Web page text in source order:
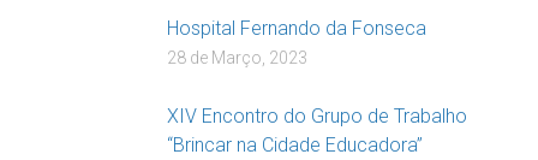
Hospital Fernando da Fonseca
28 de Março, 2023
XIV Encontro do Grupo de Trabalho
“Brincar na Cidade Educadora”